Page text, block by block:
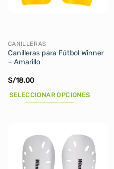
de
producto
CANILLERAS
Canilleras para Fútbol Winner
– Amarillo
S/18.00
SELECCIONAR OPCIONES
múltiples
variantes.